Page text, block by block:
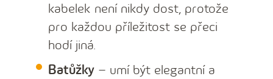
kabelek není nikdy dost, protože
pro každou příležitost se přeci
hodí jiná.
Batůžky – umí být elegantní a